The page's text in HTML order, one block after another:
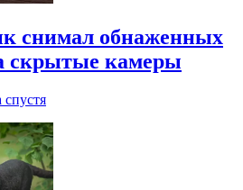
снимал обнаженных
скрытые камеры
спустя